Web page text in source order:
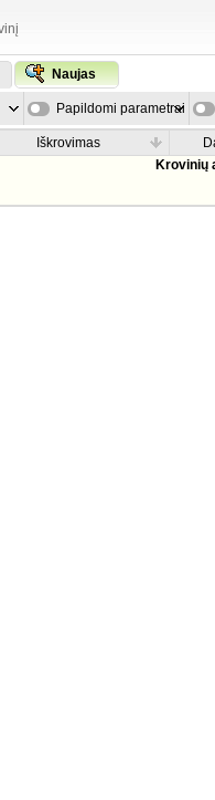
Naujas
Papildomi parametrai
Iškrovimas
Krovinių